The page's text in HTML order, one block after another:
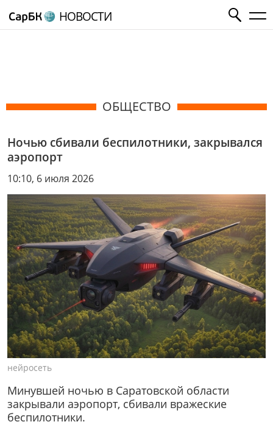
НОВОСТИ
ОБЩЕСТВО
Ночью сбивали беспилотники, закрывался
аэропорт
10:10, 6 июля 2026
нейросеть
Минувшей ночью в Саратовской области
закрывали аэропорт, сбивали вражеские
беспилотники.